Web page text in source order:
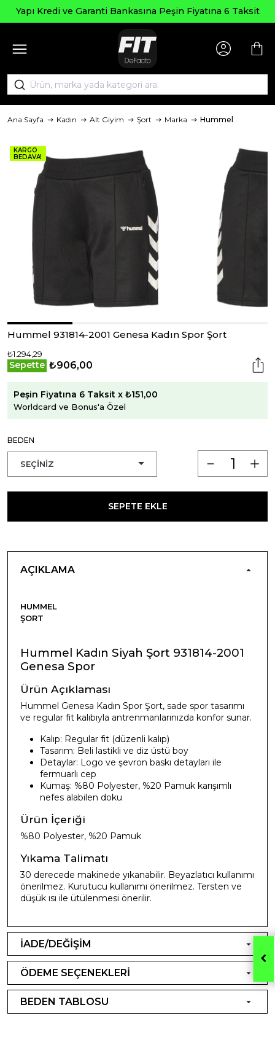
Yapı Kredi ve Garanti Bankasına Peşin Fiyatına 6 Taksit
Ana Sayfa Kadın Alt Giyim Şort Marka Hummel
KARGO
BEDAVA!
Hummel 931814-2001 Genesa Kadın Spor Şort
₺1.294,29
Sepette ₺906,00
Peşin Fiyatına 6 Taksit x ₺151,00
Worldcard ve Bonus'a Özel
BEDEN
SEPETE EKLE
AÇIKLAMA
HUMMEL
ŞORT
Hummel Kadın Siyah Şort 931814-2001
Genesa Spor
Ürün Açıklaması
Hummel Genesa Kadın Spor Şort, sade spor tasarımı
ve regular fit kalıbıyla antrenmanlarınızda konfor sunar.
Kalıp: Regular fit (düzenli kalıp)
Tasarım: Beli lastikli ve diz üstü boy
Detaylar: Logo ve şevron baskı detayları ile
fermuarlı cep
Kumaş: %80 Polyester, %20 Pamuk karışımlı
nefes alabilen doku
Ürün İçeriği
%80 Polyester, %20 Pamuk
Yıkama Talimatı
30 derecede makinede yıkanabilir. Beyazlatıcı kullanımı
önerilmez. Kurutucu kullanımı önerilmez. Tersten ve
düşük ısı ile ütülenmesi önerilir.
İADE/DEĞİŞİM
ÖDEME SEÇENEKLERİ
BEDEN TABLOSU